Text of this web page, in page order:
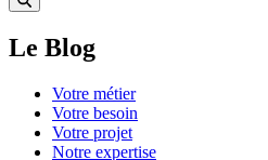
Le Blog
Votre métier
Votre besoin
Votre projet
Notre expertise